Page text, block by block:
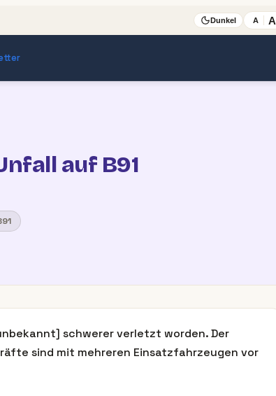
Dunkel A A
auf B91
schwerer verletzt worden. Der
sind mit mehreren Einsatzfahrzeugen vor